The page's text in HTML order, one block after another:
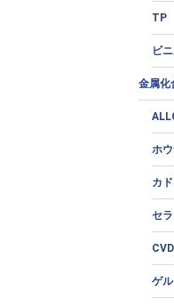
TP
ビ
金属化
ホ
カ
セ
CVD
ゲ